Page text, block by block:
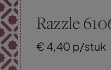
Razzle
€ 4,40 p/stuk